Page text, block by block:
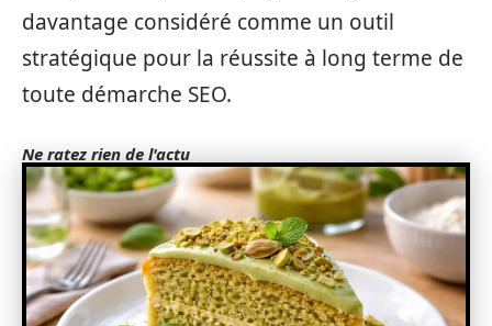
davantage considéré comme un outil
stratégique pour la réussite à long terme de
toute démarche SEO.
Ne ratez rien de l'actu